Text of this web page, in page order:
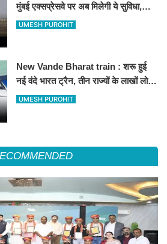
मुंबई एक्सप्रेसवे पर अब मिलेगी ये सुविधा,
हेलीकॉप्टर सर्विस से तुरंत घायल पहुंचेगा
UMESH PUROHIT
New Vande Bharat train : शरू हुई
नई वंदे भारत ट्रैन, तीन राज्यों के लाखों लोगों
का सफर होगा आसान, देखें पूरा रूटमैप
UMESH PUROHIT